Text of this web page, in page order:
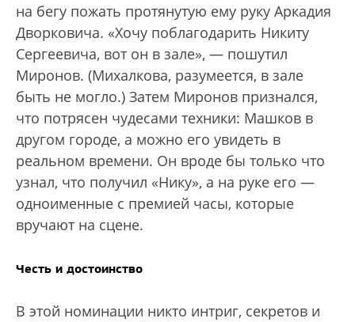
на бегу пожать протянутую ему руку Аркадия
Дворковича. «Хочу поблагодарить Никиту
Сергеевича, вот он в зале», — пошутил
Миронов. (Михалкова, разумеется, в зале
быть не могло.) Затем Миронов признался,
что потрясен чудесами техники: Машков в
другом городе, а можно его увидеть в
реальном времени. Он вроде бы только что
узнал, что получил «Нику», а на руке его —
одноименные с премией часы, которые
вручают на сцене.
Честь и достоинство
В этой номинации никто интриг, секретов и